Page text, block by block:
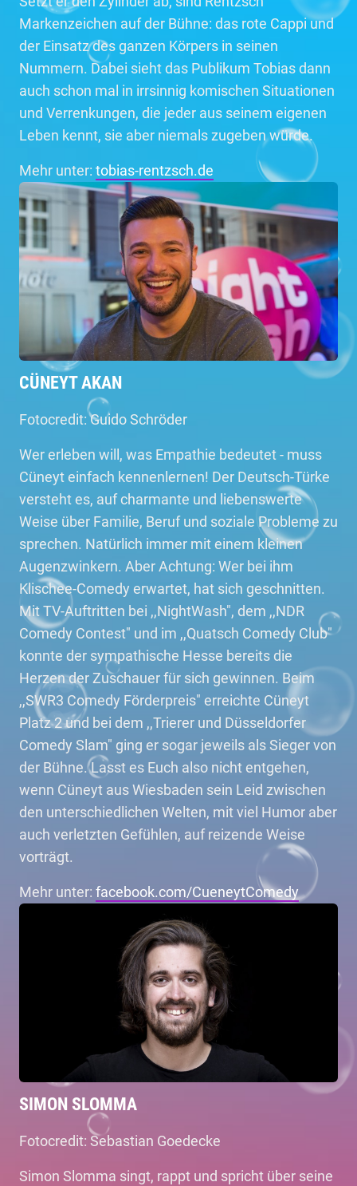
Markenzeichen auf der Bühne: das rote Cappi und
der Einsatz des ganzen Körpers in seinen
Nummern. Dabei sieht das Publikum Tobias dann
auch schon mal in irrsinnig komischen Situationen
und Verrenkungen, die jeder aus seinem eigenen
Leben kennt, sie aber niemals zugeben würde.
Mehr unter: tobias-rentzsch.de
CÜNEYT AKAN
Fotocredit: Guido Schröder
Wer erleben will, was Empathie bedeutet - muss
Cüneyt einfach kennenlernen! Der Deutsch-Türke
versteht es, auf charmante und liebenswerte
Weise über Familie, Beruf und soziale Probleme zu
sprechen. Natürlich immer mit einem kleinen
Augenzwinkern. Aber Achtung: Wer bei ihm
Klischee-Comedy erwartet, hat sich geschnitten.
Mit TV-Auftritten bei ,,NightWash", dem ,,NDR
Comedy Contest" und im ,,Quatsch Comedy Club"
konnte der sympathische Hesse bereits die
Herzen der Zuschauer für sich gewinnen. Beim
,,SWR3 Comedy Förderpreis" erreichte Cüneyt
Platz 2 und bei dem ,,Trierer und Düsseldorfer
Comedy Slam" ging er sogar jeweils als Sieger von
der Bühne. Lasst es Euch also nicht entgehen,
wenn Cüneyt aus Wiesbaden sein Leid zwischen
den unterschiedlichen Welten, mit viel Humor aber
auch verletzten Gefühlen, auf reizende Weise
vorträgt.
Mehr unter: facebook.com/CueneytComedy
SIMON SLOMMA
Fotocredit: Sebastian Goedecke
Simon Slomma singt, rappt und spricht über seine